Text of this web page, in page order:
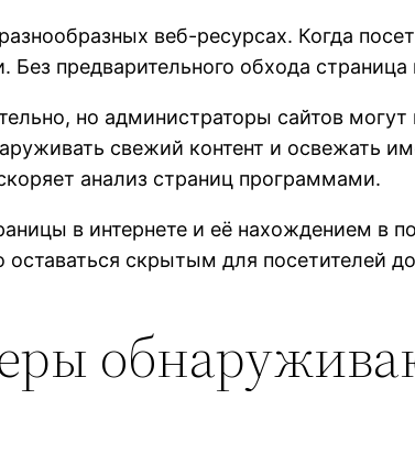
веб-ресурсах. Когда
предварительного обхода страница
но администраторы сайтов могут
свежий контент и освежать
анализ страниц программами.
в интернете и её нахождением в
скрытым для посетителей